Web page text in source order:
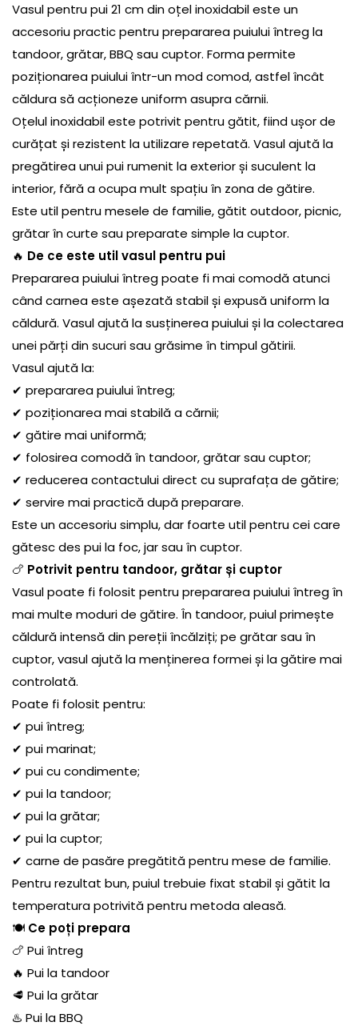
Vasul pentru pui 21 cm din oțel inoxidabil este un
accesoriu practic pentru prepararea puiului întreg la
tandoor, grătar, BBQ sau cuptor. Forma permite
poziționarea puiului într-un mod comod, astfel încât
căldura să acționeze uniform asupra cărnii.
Oțelul inoxidabil este potrivit pentru gătit, fiind ușor de
curățat și rezistent la utilizare repetată. Vasul ajută la
pregătirea unui pui rumenit la exterior și suculent la
interior, fără a ocupa mult spațiu în zona de gătire.
Este util pentru mesele de familie, gătit outdoor, picnic,
grătar în curte sau preparate simple la cuptor.
🔥 De ce este util vasul pentru pui
Prepararea puiului întreg poate fi mai comodă atunci
când carnea este așezată stabil și expusă uniform la
căldură. Vasul ajută la susținerea puiului și la colectarea
unei părți din sucuri sau grăsime în timpul gătirii.
Vasul ajută la:
✔ prepararea puiului întreg;
✔ poziționarea mai stabilă a cărnii;
✔ gătire mai uniformă;
✔ folosirea comodă în tandoor, grătar sau cuptor;
✔ reducerea contactului direct cu suprafața de gătire;
✔ servire mai practică după preparare.
Este un accesoriu simplu, dar foarte util pentru cei care
gătesc des pui la foc, jar sau în cuptor.
🍗 Potrivit pentru tandoor, grătar și cuptor
Vasul poate fi folosit pentru prepararea puiului întreg în
mai multe moduri de gătire. În tandoor, puiul primește
căldură intensă din pereții încălziți; pe grătar sau în
cuptor, vasul ajută la menținerea formei și la gătire mai
controlată.
Poate fi folosit pentru:
✔ pui întreg;
✔ pui marinat;
✔ pui cu condimente;
✔ pui la tandoor;
✔ pui la grătar;
✔ pui la cuptor;
✔ carne de pasăre pregătită pentru mese de familie.
Pentru rezultat bun, puiul trebuie fixat stabil și gătit la
temperatura potrivită pentru metoda aleasă.
🍽️ Ce poți prepara
🍗 Pui întreg
🔥 Pui la tandoor
🥩 Pui la grătar
♨️ Pui la BBQ